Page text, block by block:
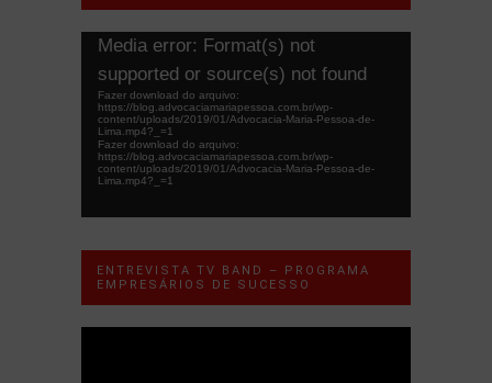
Tocador
vídeo
Media error: Format(s) not
supported or source(s) not found
Fazer download do arquivo:
https://blog.advocaciamariapessoa.com.br/wp-
content/uploads/2019/01/Advocacia-Maria-Pessoa-de-
Lima.mp4?_=1
Fazer download do arquivo:
https://blog.advocaciamariapessoa.com.br/wp-
content/uploads/2019/01/Advocacia-Maria-Pessoa-de-
Lima.mp4?_=1
ENTREVISTA TV BAND – PROGRAMA
EMPRESÁRIOS DE SUCESSO